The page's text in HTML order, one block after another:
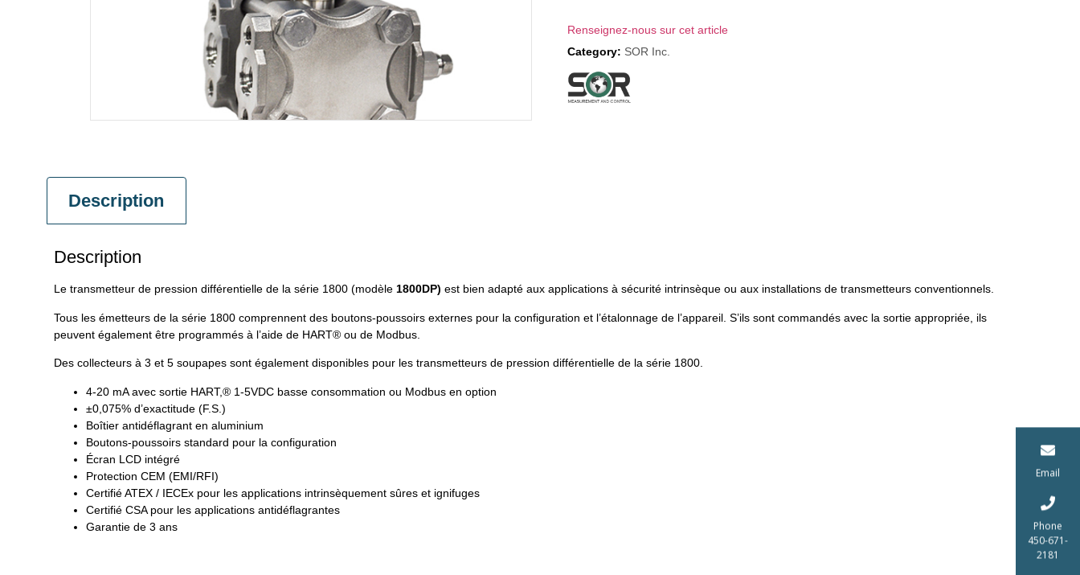
Email
Phone
450-671-
2181
Renseignez-nous sur cet article
Category: SOR Inc.
Description
Description
Le transmetteur de pression différentielle de la série 1800 (modèle 1800DP) est bien adapté aux applications à sécurité intrinsèque ou aux installations de transmetteurs conventionnels.
Tous les émetteurs de la série 1800 comprennent des boutons-poussoirs externes pour la configuration et l’étalonnage de l’appareil. S’ils sont commandés avec la sortie appropriée, ils
peuvent également être programmés à l’aide de HART® ou de Modbus.
Des collecteurs à 3 et 5 soupapes sont également disponibles pour les transmetteurs de pression différentielle de la série 1800.
4-20 mA avec sortie HART,® 1-5VDC basse consommation ou Modbus en option
±0,075% d’exactitude (F.S.)
Boîtier antidéflagrant en aluminium
Boutons-poussoirs standard pour la configuration
Écran LCD intégré
Protection CEM (EMI/RFI)
Certifié ATEX / IECEx pour les applications intrinsèquement sûres et ignifuges
Certifié CSA pour les applications antidéflagrantes
Garantie de 3 ans